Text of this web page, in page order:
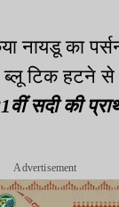
नायडू का
ब्लू टिक हटने से
सदी की
Advertisement